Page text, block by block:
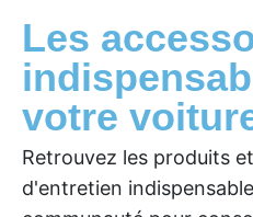
Les
votre
Retrouvez les produits
d'entretien